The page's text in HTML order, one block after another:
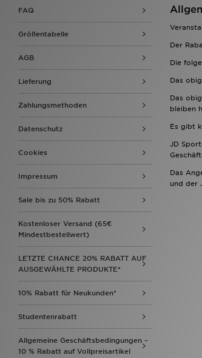
FAQ
Größentabelle
AGB
Lieferung
Zahlungsmethoden
Datenschutz
Cookies
Impressum
Sale bis zu 50% Rabatt
Kostenloser Versand (65€
Mindestbestellwert)
LETZTE CHANCE 20% RABATT AUF
AUSGEWÄHLTE PRODUKTE*
10% Rabatt für Neukunden*
Studentenrabatt
Allgemeine Geschäftsbedingungen –
10 % Rabatt auf Vollpreisartikel
Der
Die
Das
Das
bleiben
Es gibt
JD
Das
und der